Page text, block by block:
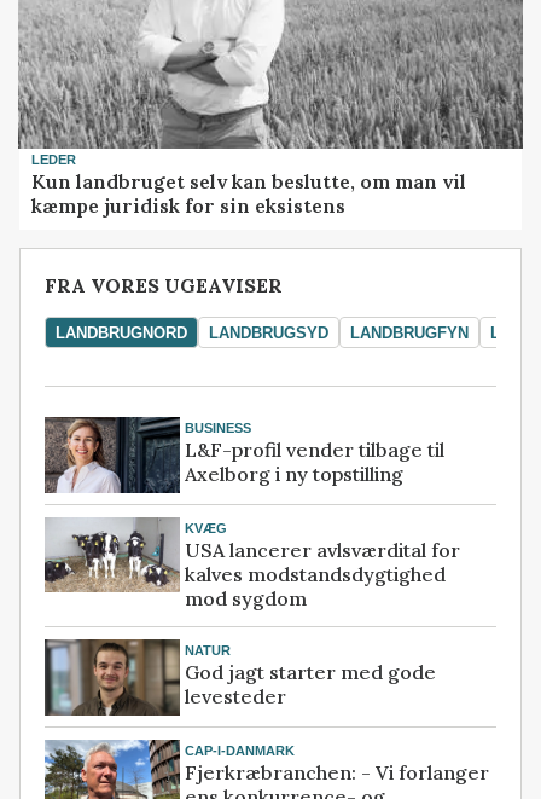
LEDER
Kun landbruget selv kan beslutte, om man vil
kæmpe juridisk for sin eksistens
FRA VORES UGEAVISER
LANDBRUGNORD LANDBRUGSYD LANDBRUGFYN
BUSINESS
L&F-profil vender tilbage til
Axelborg i ny topstilling
KVÆG
USA lancerer avlsværdital for
kalves modstandsdygtighed
mod sygdom
NATUR
God jagt starter med gode
levesteder
CAP-I-DANMARK
Fjerkræbranchen: - Vi forlanger